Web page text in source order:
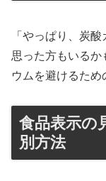
「やっぱり、炭
思った方もいるか
ウムを避けるため
食品表示の
別方法